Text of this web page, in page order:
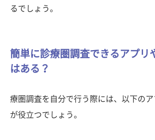
るでしょう。
簡単に診療圏調査できるアプリ
はある？
療圏調査を自分で行う際には、以下のア
が役立つでしょう。